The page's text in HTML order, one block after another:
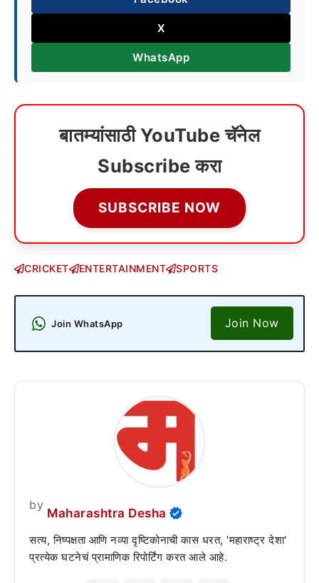
X
WhatsApp
बातम्यांसाठी YouTube चॅनेल
Subscribe करा
SUBSCRIBE NOW
CRICKET ENTERTAINMENT SPORTS
Join WhatsApp Join Now
by
Maharashtra Desha
सत्य, निष्पक्षता आणि नव्या दृष्टिकोनाची कास धरत, 'महाराष्ट्र देशा'
प्रत्येक घटनेचं प्रामाणिक रिपोर्टिंग करत आले आहे.